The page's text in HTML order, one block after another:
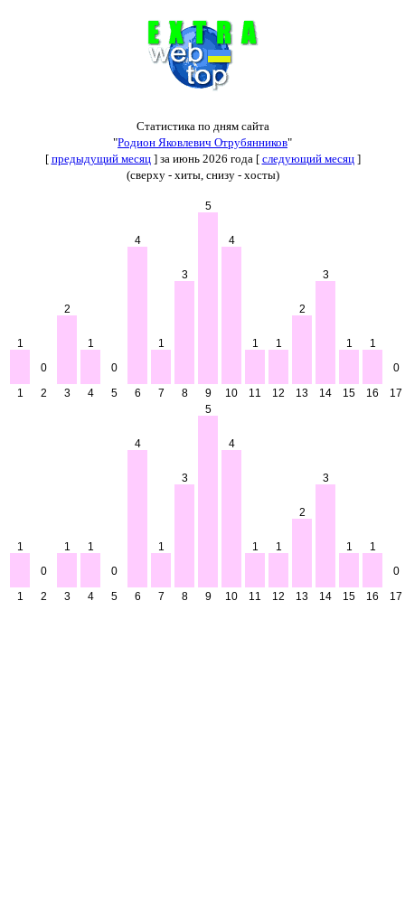
Статистика по дням сайта
"Родион Яковлевич Отрубянников"
[ предыдущий месяц] за июнь 2026 года [ следующий месяц]
(сверху - хиты, снизу - хосты)
1
1
0
2
2
3
1
4
0
5
4
6
1
7
3
8
5
9
4
10
1
11
1
12
2
13
3
14
1
15
1
16
0
17
1
1
0
2
1
3
1
4
0
5
4
6
1
7
3
8
5
9
4
10
1
11
1
12
2
13
3
14
1
15
1
16
0
17